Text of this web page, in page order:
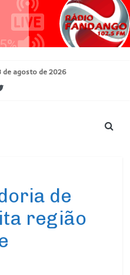
de agosto de 2026
de
região